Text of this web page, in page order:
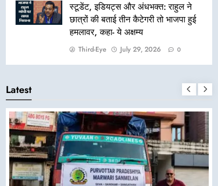
स्टूडेंट, इडियट्स और अंधभक्त: राहुल ने
छात्रों की बताई तीन कैटेगरी तो भाजपा हुई
हमलावर, कहा- ये अक्षम्य
Third-Eye July 29, 2026 0
Latest